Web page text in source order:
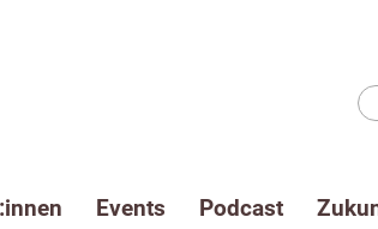
Events Podcast